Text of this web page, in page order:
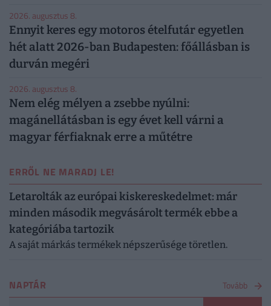
2026. augusztus 8.
Ennyit keres egy motoros ételfutár egyetlen
hét alatt 2026-ban Budapesten: főállásban is
durván megéri
2026. augusztus 8.
Nem elég mélyen a zsebbe nyúlni:
magánellátásban is egy évet kell várni a
magyar férfiaknak erre a műtétre
ERRŐL NE MARADJ LE!
Letarolták az európai kiskereskedelmet: már
minden második megvásárolt termék ebbe a
kategóriába tartozik
A saját márkás termékek népszerűsége töretlen.
NAPTÁR Tovább